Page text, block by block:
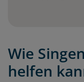
Wie
helfen